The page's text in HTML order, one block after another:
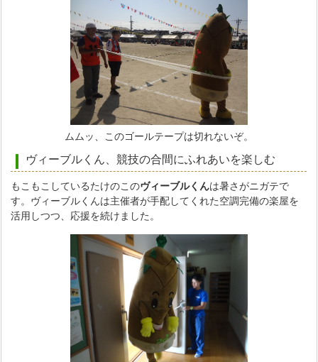
ムムッ、このゴールテープは切れないぞ。
ヴィーブルくん、競技の合間にふれあいを楽しむ
もこもこしているたけのこのヴィーブルくんは暑さがニガテで
す。ヴィーブルくんは主催者が手配してくれた空調完備の楽屋を
活用しつつ、応援を続けました。